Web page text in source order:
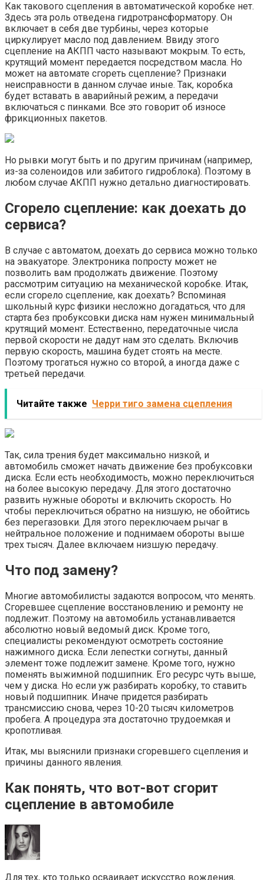
Как такового сцепления в автоматической коробке нет.
Здесь эта роль отведена гидротрансформатору. Он
включает в себя две турбины, через которые
циркулирует масло под давлением. Ввиду этого
сцепление на АКПП часто называют мокрым. То есть,
крутящий момент передается посредством масла. Но
может на автомате сгореть сцепление? Признаки
неисправности в данном случае иные. Так, коробка
будет вставать в аварийный режим, а передачи
включаться с пинками. Все это говорит об износе
фрикционных пакетов.
Но рывки могут быть и по другим причинам (например,
из-за соленоидов или забитого гидроблока). Поэтому в
любом случае АКПП нужно детально диагностировать.
Сгорело сцепление: как доехать до
сервиса?
В случае с автоматом, доехать до сервиса можно только
на эвакуаторе. Электроника попросту может не
позволить вам продолжать движение. Поэтому
рассмотрим ситуацию на механической коробке. Итак,
если сгорело сцепление, как доехать? Вспоминая
школьный курс физики несложно догадаться, что для
старта без пробуксовки диска нам нужен минимальный
крутящий момент. Естественно, передаточные числа
первой скорости не дадут нам это сделать. Включив
первую скорость, машина будет стоять на месте.
Поэтому трогаться нужно со второй, а иногда даже с
третьей передачи.
Читайте также Черри тиго замена сцепления
Так, сила трения будет максимально низкой, и
автомобиль сможет начать движение без пробуксовки
диска. Если есть необходимость, можно переключиться
на более высокую передачу. Для этого достаточно
развить нужные обороты и включить скорость. Но
чтобы переключиться обратно на низшую, не обойтись
без перегазовки. Для этого переключаем рычаг в
нейтральное положение и поднимаем обороты выше
трех тысяч. Далее включаем низшую передачу.
Что под замену?
Многие автомобилисты задаются вопросом, что менять.
Сгоревшее сцепление восстановлению и ремонту не
подлежит. Поэтому на автомобиль устанавливается
абсолютно новый ведомый диск. Кроме того,
специалисты рекомендуют осмотреть состояние
нажимного диска. Если лепестки согнуты, данный
элемент тоже подлежит замене. Кроме того, нужно
поменять выжимной подшипник. Его ресурс чуть выше,
чем у диска. Но если уж разбирать коробку, то ставить
новый подшипник. Иначе придется разбирать
трансмиссию снова, через 10-20 тысяч километров
пробега. А процедура эта достаточно трудоемкая и
кропотливая.
Итак, мы выяснили признаки сгоревшего сцепления и
причины данного явления.
Как понять, что вот-вот сгорит
сцепление в автомобиле
Для тех, кто только осваивает искусство вождения,